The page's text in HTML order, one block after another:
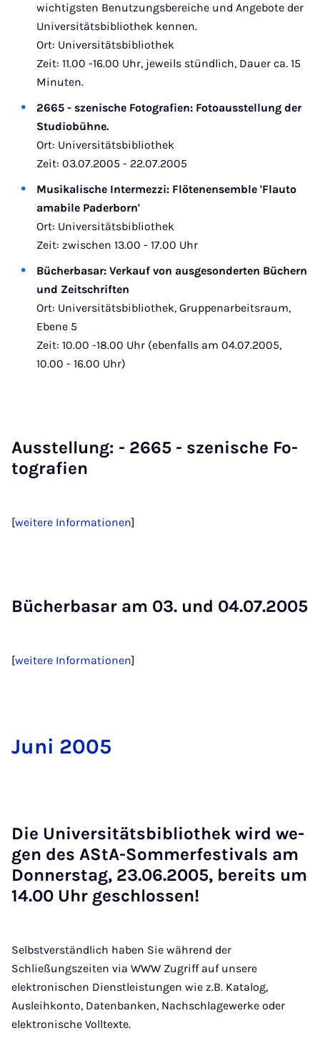
wichtigsten Benutzungsbereiche und Angebote der
Universitätsbibliothek kennen.
Ort: Universitätsbibliothek
Zeit: 11.00 -16.00 Uhr, jeweils stündlich, Dauer ca. 15
Minuten.
2665 - szenische Fotografien: Fotoausstellung der
Studiobühne.
Ort: Universitätsbibliothek
Zeit: 03.07.2005 - 22.07.2005
Musikalische Intermezzi: Flötenensemble 'Flauto
amabile Paderborn'
Ort: Universitätsbibliothek
Zeit: zwischen 13.00 - 17.00 Uhr
Bücherbasar: Verkauf von ausgesonderten Büchern
und Zeitschriften
Ort: Universitätsbibliothek, Gruppenarbeitsraum,
Ebene 5
Zeit: 10.00 -18.00 Uhr (ebenfalls am 04.07.2005,
10.00 - 16.00 Uhr)
Ausstel­lung: - 2665 - sze­ni­sche Fo­
to­gra­fi­en
[weitere Informationen]
Bü­cher­ba­sar am 03. und 04.07.2005
[weitere Informationen​​​​​​​]
Ju­ni 2005
Die Uni­ver­si­täts­bi­blio­thek wird we­
gen des AS­tA-Som­mer­fes­ti­vals am
Don­ners­tag, 23.06.2005, be­reits um
14.00 Uhr ge­schlos­sen!
Selbstverständlich haben Sie während der
Schließungszeiten via WWW Zugriff auf unsere
elektronischen Dienstleistungen wie z.B. Katalog,
Ausleihkonto, Datenbanken, Nachschlagewerke oder
elektronische Volltexte.